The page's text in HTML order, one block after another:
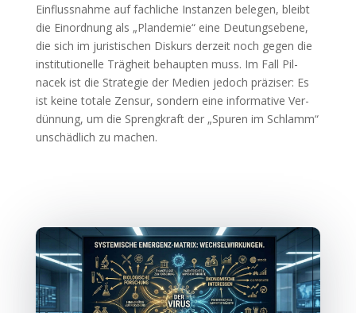
Ein­fluss­nah­me auf fach­li­che Instan­zen bele­gen, bleibt
die Ein­ord­nung als „Plan­de­mie“ eine Deu­tungs­ebe­ne,
die sich im juris­ti­schen Dis­kurs der­zeit noch gegen die
insti­tu­tio­nel­le Träg­heit behaup­ten muss. Im Fall Pil­
nacek ist die Stra­te­gie der Medi­en jedoch prä­zi­ser: Es
ist kei­ne tota­le Zen­sur, son­dern eine infor­ma­ti­ve Ver­
dün­nung, um die Spreng­kraft der „Spu­ren im Schlamm“
unschäd­lich zu machen.